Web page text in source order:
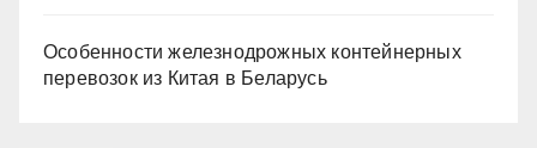
Особенности железнодрожных контейнерных
перевозок из Китая в Беларусь